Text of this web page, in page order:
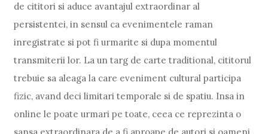
de cititori si aduce avantajul extraordinar al
persistentei, in sensul ca evenimentele raman
inregistrate si pot fi urmarite si dupa momentul
transmiterii lor. La un targ de carte traditional, cititorul
trebuie sa aleaga la care eveniment cultural participa
fizic, avand deci limitari temporale si de spatiu. Insa in
online le poate urmari pe toate, ceea ce reprezinta o